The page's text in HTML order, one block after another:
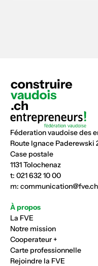
Féderation vaudoise des
Route Ignace Paderewski
Case postale
1131 Tolochenaz
t: 021 632 10 00
m: communication@fve.ch
À propos
La FVE
Notre mission
Cooperateur +
Carte professionnelle
Rejoindre la FVE